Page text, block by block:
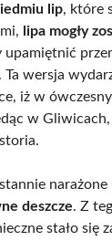
lip, które
lipa mogły
upamiętnić
wersja
iż w
w
narażone
deszcze. Z
stało się